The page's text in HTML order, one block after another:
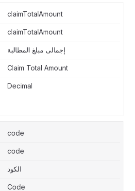
claimTotalAmount
claimTotalAmount
إجمالى مبلغ المطالبة
Claim Total Amount
Decimal
code
code
الكود
Code